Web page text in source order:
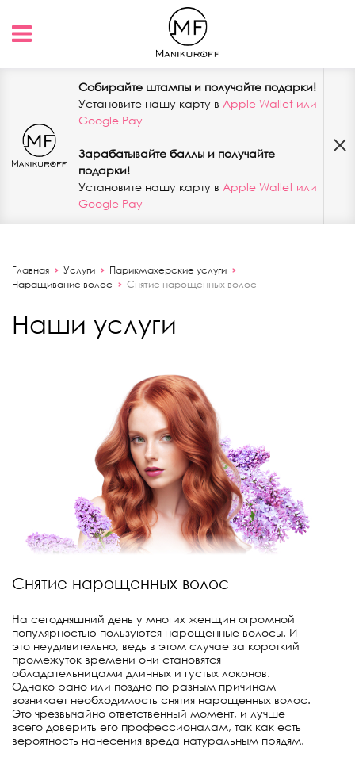
Собирайте штампы и получайте подарки!
Установите нашу карту вApple Wallet или
Google Pay
Зарабатывайте баллы и получайте
подарки!
Установите нашу карту вApple Wallet или
Google Pay
Главная Услуги
Парикмахерские услуги
Наращивание волос
Снятие нарощенных волос
Наши услуги
Снятие нарощенных волос
На сегодняшний день у многих женщин огромной
популярностью пользуются нарощенные волосы. И
это неудивительно, ведь в этом случае за короткий
промежуток времени они становятся
обладательницами длинных и густых локонов.
Однако рано или поздно по разным причинам
возникает необходимость снятия нарощенных волос.
Это чрезвычайно ответственный момент, и лучше
всего доверить его профессионалам, так как есть
вероятность нанесения вреда натуральным прядям.